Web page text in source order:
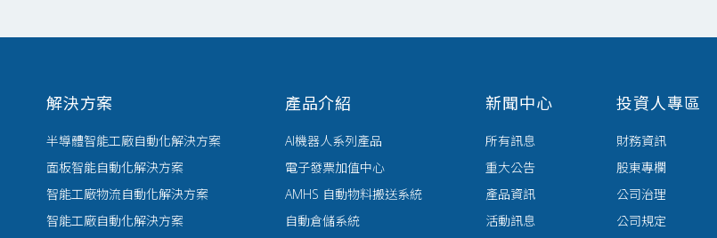
解決方案
半導體智能工廠自動化解決方案
面板智能自動化解決方案
智能工廠物流自動化解決方案
智能工廠自動化解決方案
產品介紹
AI機器人系列產品
電子發票加值中心
AMHS 自動物料搬送系統
自動倉儲系統
新聞中心
所有訊息
重大公告
產品資訊
活動訊息
投資人專區
財務資訊
股東專欄
公司治理
公司規定